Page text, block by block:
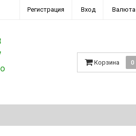
Регистрация Вход Валюта
Корзина 0